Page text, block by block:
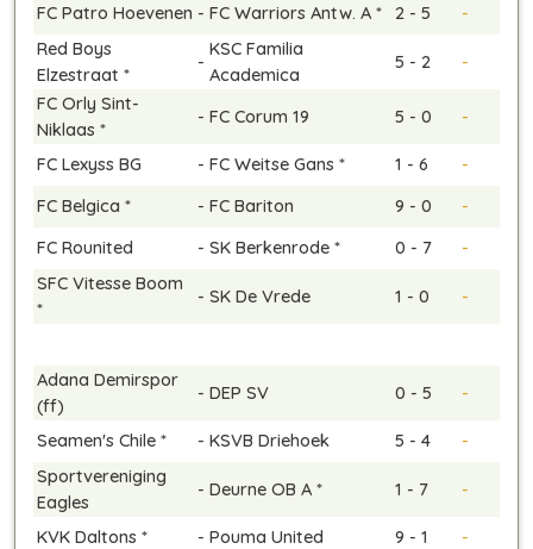
FC Patro Hoevenen - FC Warriors Antw. A * 2 - 5
-
Red Boys
Elzestraat *
-
KSC Familia
Academica
5 - 2
-
FC Orly Sint-
Niklaas *
- FC Corum 19 5 - 0 -
FC Lexyss BG - FC Weitse Gans * 1 - 6
-
FC Belgica *
- FC Bariton 9 - 0
-
FC Rounited
- SK Berkenrode * 0 - 7
-
SFC Vitesse Boom
*
- SK De Vrede 1 - 0 -
Adana Demirspor
(ff)
- DEP SV 0 - 5 -
Seamen's Chile * - KSVB Driehoek 5 - 4
-
Sportvereniging
Eagles
- Deurne OB A * 1 - 7 -
KVK Daltons * - Pouma United 9 - 1
-